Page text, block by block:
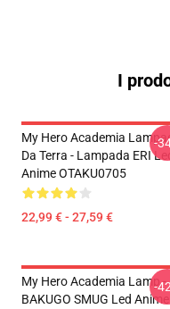
I
My Hero Academia
Da Terra - Lampada ERI Led
Anime OTAKU0705
22,99 € - 27,59 €
-
My Hero Academia Lamp -
BAKUGO SMUG Led Anime
-